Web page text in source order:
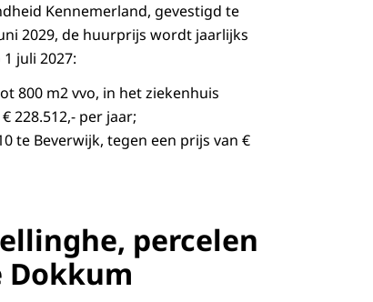
Kennemerland, gevestigd te
2029, de huurprijs wordt jaarlijks
juli 2027:
800 m2 vvo, in het ziekenhuis
228.512,- per jaar;
te Beverwijk, tegen een prijs van €
percelen
Dokkum